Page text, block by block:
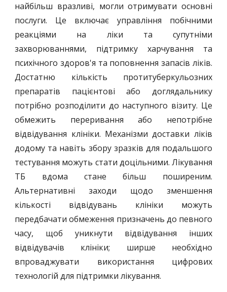
найбільш вразливі, могли отримувати основні
послуги. Це включає управління побічними
реакціями на ліки та супутніми
захворюваннями, підтримку харчування та
психічного здоров'я та поповнення запасів ліків.
Достатню кількість протитуберкульозних
препаратів пацієнтові або доглядальнику
потрібно розподілити до наступного візиту. Це
обмежить переривання або непотрібне
відвідування клініки. Механізми доставки ліків
додому та навіть збору зразків для подальшого
тестування можуть стати доцільними. Лікування
ТБ вдома стане більш поширеним.
Альтернативні заходи щодо зменшення
кількості відвідувань клініки можуть
передбачати обмеження призначень до певного
часу, щоб уникнути відвідування інших
відвідувачів клініки; ширше необхідно
впроваджувати використання цифрових
технологій для підтримки лікування.